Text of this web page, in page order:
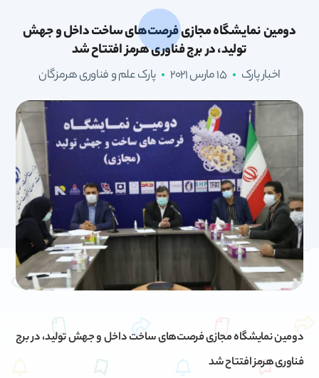
دومین نمایشگاه مجازی فرصت‌های ساخت داخل و جهش
تولید، در برج فناوری هرمز افتتاح شد
اخبار پارک 15 مارس 2021 پارک علم و فناوری هرمزگان
دومین نمایشگاه مجازی فرصت‌های ساخت داخل و جهش تولید،در برج
فناوری هرمزافتتاح شد